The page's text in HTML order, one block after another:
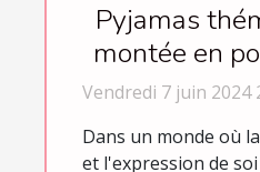
Pyjamas
montée en
vêtements
et
Vendredi 7 juin 2024
Dans un monde où
et l'expression de